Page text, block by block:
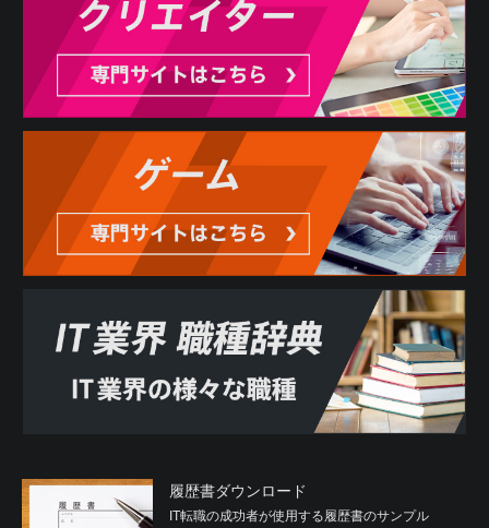
履歴書ダウンロード
IT転職の成功者が使用する履歴書のサンプル